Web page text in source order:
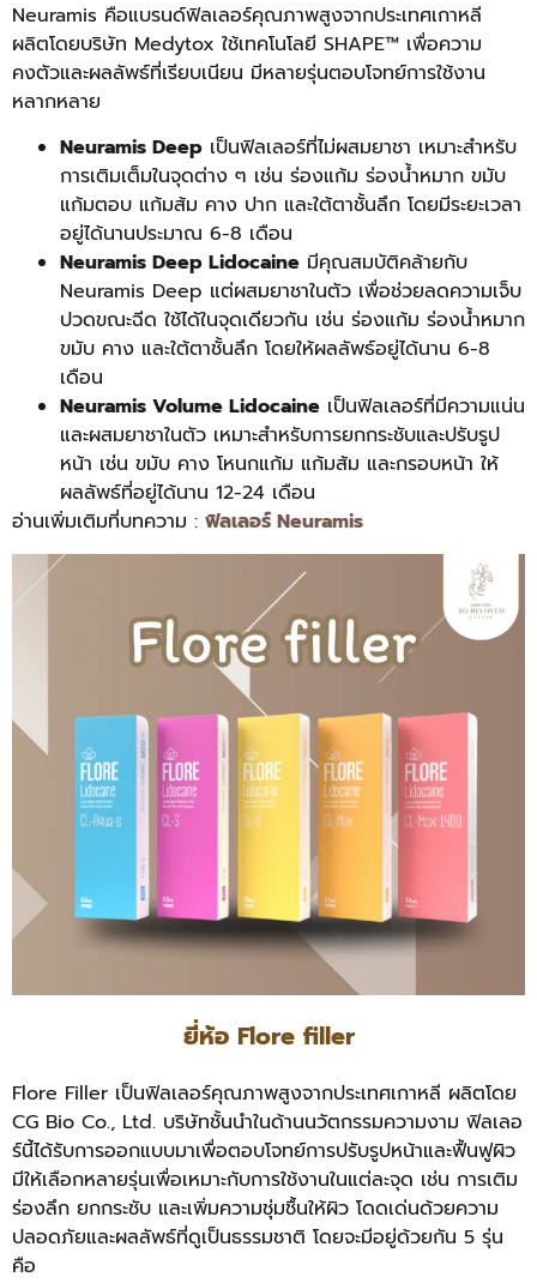
Neuramis คือแบรนด์ฟิลเลอร์คุณภาพสูงจากประเทศเกาหลี
ผลิตโดยบริษัท Medytox ใช้เทคโนโลยี SHAPE™ เพื่อความ
คงตัวและผลลัพธ์ที่เรียบเนียน มีหลายรุ่นตอบโจทย์การใช้งาน
หลากหลาย
Neuramis Deep เป็นฟิลเลอร์ที่ไม่ผสมยาชา เหมาะสำหรับ
การเติมเต็มในจุดต่าง ๆ เช่น ร่องแก้ม ร่องน้ำหมาก ขมับ
แก้มตอบ แก้มส้ม คาง ปาก และใต้ตาชั้นลึก โดยมีระยะเวลา
อยู่ได้นานประมาณ 6-8 เดือน
Neuramis Deep Lidocaine มีคุณสมบัติคล้ายกับ
Neuramis Deep แต่ผสมยาชาในตัว เพื่อช่วยลดความเจ็บ
ปวดขณะฉีด ใช้ได้ในจุดเดียวกัน เช่น ร่องแก้ม ร่องน้ำหมาก
ขมับ คาง และใต้ตาชั้นลึก โดยให้ผลลัพธ์อยู่ได้นาน 6-8
เดือน
Neuramis Volume Lidocaine เป็นฟิลเลอร์ที่มีความแน่น
และผสมยาชาในตัว เหมาะสำหรับการยกกระชับและปรับรูป
หน้า เช่น ขมับ คาง โหนกแก้ม แก้มส้ม และกรอบหน้า ให้
ผลลัพธ์ที่อยู่ได้นาน 12-24 เดือน
อ่านเพิ่มเติมที่บทความ : ฟิลเลอร์ Neuramis
ยี่ห้อ Flore filler
Flore Filler เป็นฟิลเลอร์คุณภาพสูงจากประเทศเกาหลี ผลิตโดย
CG Bio Co., Ltd. บริษัทชั้นนำในด้านนวัตกรรมความงาม ฟิลเลอ
ร์นี้ได้รับการออกแบบมาเพื่อตอบโจทย์การปรับรูปหน้าและฟื้นฟูผิว
มีให้เลือกหลายรุ่นเพื่อเหมาะกับการใช้งานในแต่ละจุด เช่น การเติม
ร่องลึก ยกกระชับ และเพิ่มความชุ่มชื้นให้ผิว โดดเด่นด้วยความ
ปลอดภัยและผลลัพธ์ที่ดูเป็นธรรมชาติ โดยจะมีอยู่ด้วยกัน 5 รุ่น
คือ